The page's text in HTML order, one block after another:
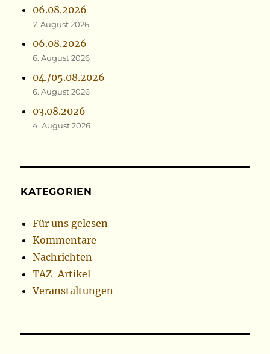
06.08.2026
7. August 2026
06.08.2026
6. August 2026
04./05.08.2026
6. August 2026
03.08.2026
4. August 2026
KATEGORIEN
Für uns gelesen
Kommentare
Nachrichten
TAZ-Artikel
Veranstaltungen